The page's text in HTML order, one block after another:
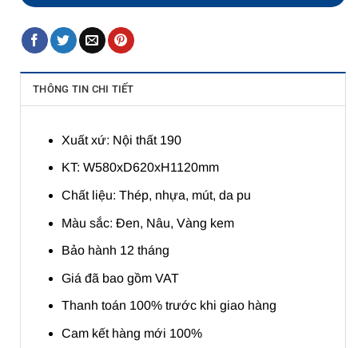
THÔNG TIN CHI TIẾT
Xuất xứ: Nội thất 190
KT: W580xD620xH1120mm
Chất liệu: Thép, nhựa, mút, da pu
Màu sắc: Đen, Nâu, Vàng kem
Bảo hành 12 tháng
Giá đã bao gồm VAT
Thanh toán 100% trước khi giao hàng
Cam kết hàng mới 100%